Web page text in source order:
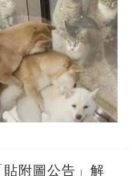
附圖公告」解